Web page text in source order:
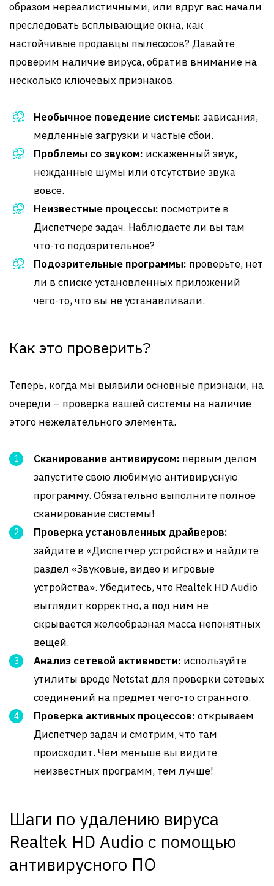
образом нереалистичными, или вдруг вас начали
преследовать всплывающие окна, как
настойчивые продавцы пылесосов? Давайте
проверим наличие вируса, обратив внимание на
несколько ключевых признаков.
Необычное поведение системы: зависания,
медленные загрузки и частые сбои.
Проблемы со звуком: искаженный звук,
нежданные шумы или отсутствие звука
вовсе.
Неизвестные процессы: посмотрите в
Диспетчере задач. Наблюдаете ли вы там
что-то подозрительное?
Подозрительные программы: проверьте, нет
ли в списке установленных приложений
чего-то, что вы не устанавливали.
Как это проверить?
Теперь, когда мы выявили основные признаки, на
очереди – проверка вашей системы на наличие
этого нежелательного элемента.
Сканирование антивирусом: первым делом
запустите свою любимую антивирусную
программу. Обязательно выполните полное
сканирование системы!
Проверка установленных драйверов:
зайдите в «Диспетчер устройств» и найдите
раздел «Звуковые, видео и игровые
устройства». Убедитесь, что Realtek HD Audio
выглядит корректно, а под ним не
скрывается желеобразная масса непонятных
вещей.
Анализ сетевой активности: используйте
утилиты вроде Netstat для проверки сетевых
соединений на предмет чего-то странного.
Проверка активных процессов: открываем
Диспетчер задач и смотрим, что там
происходит. Чем меньше вы видите
неизвестных программ, тем лучше!
Шаги по удалению вируса
Realtek HD Audio с помощью
антивирусного ПО